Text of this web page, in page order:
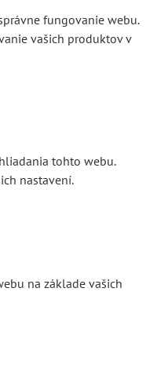
fungovanie webu.
vašich produktov v
tohto webu.
nastavení.
na základe vašich